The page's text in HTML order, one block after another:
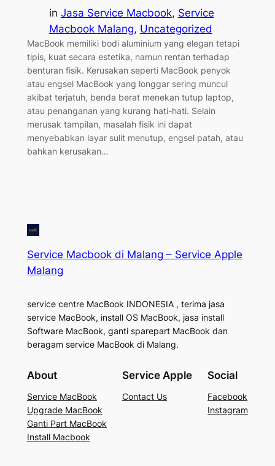
in Jasa Service Macbook, Service
Macbook Malang, Uncategorized
MacBook memiliki bodi aluminium yang elegan tetapi
tipis, kuat secara estetika, namun rentan terhadap
benturan fisik. Kerusakan seperti MacBook penyok
atau engsel MacBook yang longgar sering muncul
akibat terjatuh, benda berat menekan tutup laptop,
atau penanganan yang kurang hati-hati. Selain
merusak tampilan, masalah fisik ini dapat
menyebabkan layar sulit menutup, engsel patah, atau
bahkan kerusakan…
Service Macbook di Malang – Service Apple
Malang
service centre MacBook INDONESIA , terima jasa
service MacBook, install OS MacBook, jasa install
Software MacBook, ganti sparepart MacBook dan
beragam service MacBook di Malang.
About
Service MacBook
Upgrade MacBook
Ganti Part MacBook
Install Macbook
Service Apple
Contact Us
Social
Facebook
Instagram